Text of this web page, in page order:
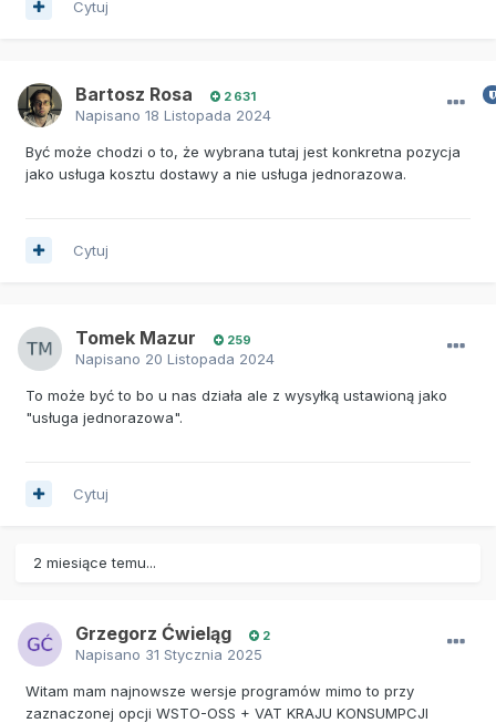
Cytuj
Bartosz Rosa 2 631
Napisano 18 Listopada 2024
Być może chodzi o to, że wybrana tutaj jest konkretna pozycja
jako usługa kosztu dostawy a nie usługa jednorazowa.
Cytuj
Tomek Mazur 259
Napisano 20 Listopada 2024
To może być to bo u nas działa ale z wysyłką ustawioną jako
"usługa jednorazowa".
Cytuj
2 miesiące temu...
Grzegorz Ćwieląg 2
Napisano 31 Stycznia 2025
Witam mam najnowsze wersje programów mimo to przy
zaznaczonej opcji WSTO-OSS + VAT KRAJU KONSUMPCJI